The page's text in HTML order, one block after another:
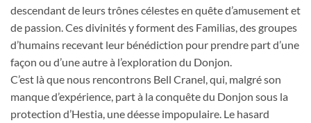
descendant de leurs trônes célestes en quête d’amusement et
de passion. Ces divinités y forment des Familias, des groupes
d’humains recevant leur bénédiction pour prendre part d’une
façon ou d’une autre à l’exploration du Donjon.
C’est là que nous rencontrons Bell Cranel, qui, malgré son
manque d’expérience, part à la conquête du Donjon sous la
protection d’Hestia, une déesse impopulaire. Le hasard